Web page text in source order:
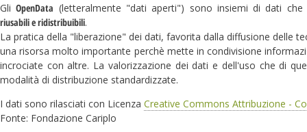
GliOpenData (letteralmente "dati aperti") sono insiemi di dati
riusabili e ridistribuibili.
La pratica della "liberazione" dei dati, favorita dalla diffusione delle
una risorsa molto importante perchè mette in condivisione
incrociate con altre. La valorizzazione dei dati e dell'uso che di
modalità di distribuzione standardizzate.
I dati sono rilasciati con Licenza Creative Commons Attribuzione -
Fonte: Fondazione Cariplo